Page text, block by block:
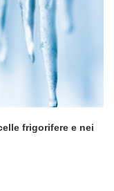
frigorifere e nei